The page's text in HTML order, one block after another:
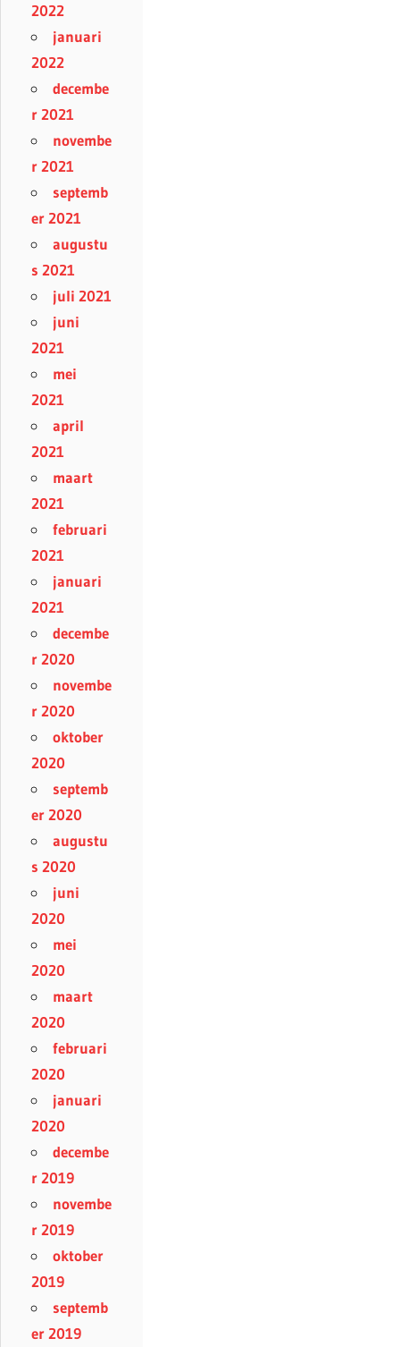
2022
januari
2022
decembe
r 2021
novembe
r 2021
septemb
er 2021
augustu
s 2021
juli 2021
juni
2021
mei
2021
april
2021
maart
2021
februari
2021
januari
2021
decembe
r 2020
novembe
r 2020
oktober
2020
septemb
er 2020
augustu
s 2020
juni
2020
mei
2020
maart
2020
februari
2020
januari
2020
decembe
r 2019
novembe
r 2019
oktober
2019
septemb
er 2019